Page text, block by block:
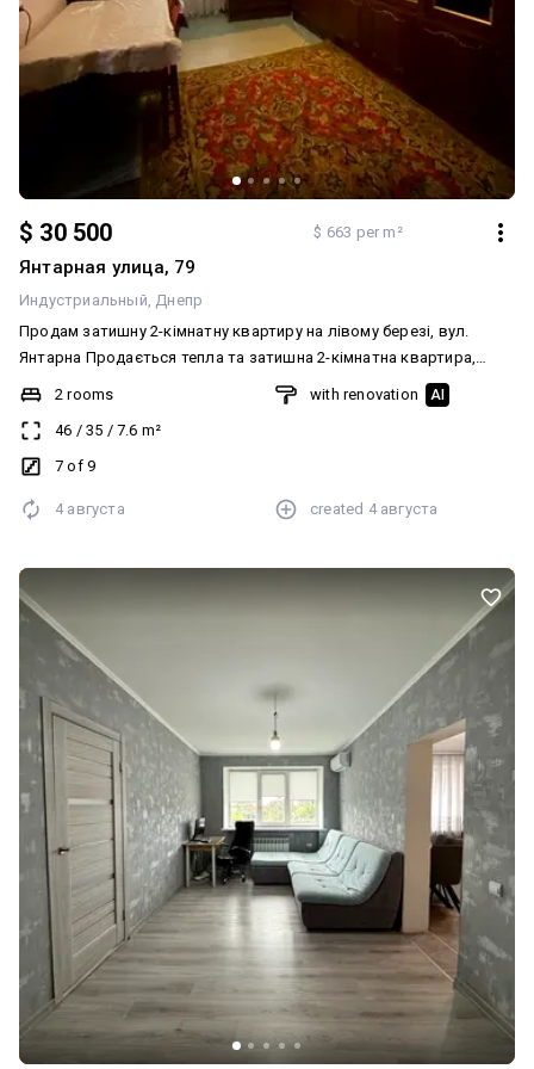
$ 30 500 $ 663 per m²
Янтарная улица, 79
Индустриальный Днепр
Продам затишну 2-кімнатну квартиру на лівому березі, вул.
Янтарна Продається тепла та затишна 2-кімнатна квартира,
повністю готова для комфортного проживання. У квартирі
залишаються необхідні меблі та техніка: бойлер, холодильник,
пральна машина, пилосос. Можна заїхати та жити без
додаткових вкладень. Будинок розташований у районі з
АТБ, ринок, магазини, школа, дитячий садок та зупинки
дозволяє швидко дістатися до будь-якої частини міста.
Хороший варіант як для власного проживання, так і для здачі в
оренду. Телефонуйте, щоб дізнатися подробиці та домовитися
про перегляд!
2 rooms
46 / 35 / 7.6 m²
7 of 9
with renovation AI
4 августа created 4 августа